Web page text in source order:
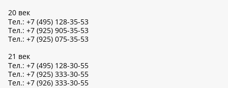
20 век
Тел.: +7 (495) 128-35-53
Тел.: +7 (925) 905-35-53
Тел.: +7 (925) 075-35-53
21 век
Тел.: +7 (495) 128-30-55
Тел.: +7 (925) 333-30-55
Тел.: +7 (926) 333-30-55